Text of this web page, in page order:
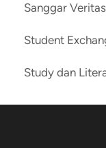
Sanggar Veritas
Student
Study dan